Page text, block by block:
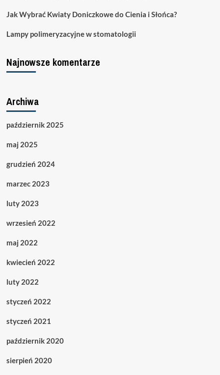
Jak Wybrać Kwiaty Doniczkowe do Cienia i Słońca?
Lampy polimeryzacyjne w stomatologii
Najnowsze komentarze
Archiwa
październik 2025
maj 2025
grudzień 2024
marzec 2023
luty 2023
wrzesień 2022
maj 2022
kwiecień 2022
luty 2022
styczeń 2022
styczeń 2021
październik 2020
sierpień 2020